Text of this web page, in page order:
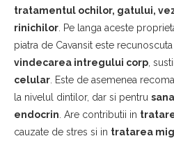
tratamentul ochilor, gatului,
rinichilor . Pe langa aceste
piatra de Cavansit este
vindecarea intregului corp ,
celular . Este de asemenea
la nivelul dintilor, dar si pentru
endocrin . Are contributii in
cauzate de stres si in tratarea